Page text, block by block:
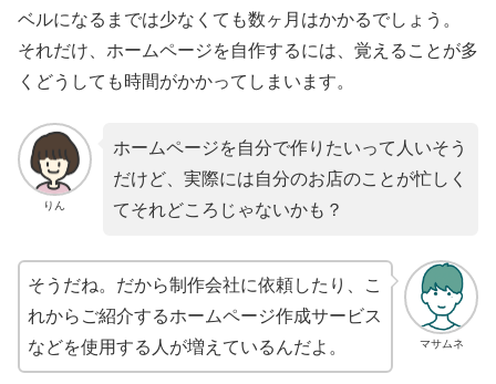
ベルになるまでは少なくても数ヶ月はかかるでしょう。
それだけ、ホームページを自作するには、覚えることが多
くどうしても時間がかかってしまいます。
りん
ホームページを自分で作りたいって人いそう
だけど、実際には自分のお店のことが忙しく
てそれどころじゃないかも？
マサムネ
そうだね。だから制作会社に依頼したり、こ
れからご紹介するホームページ作成サービス
などを使用する人が増えているんだよ。